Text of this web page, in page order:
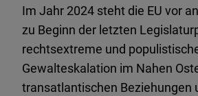
Im Jahr 2024 steht die EU vor
zu Beginn der letzten
rechtsextreme und
Gewalteskalation im Nahen
transatlantischen Beziehungen